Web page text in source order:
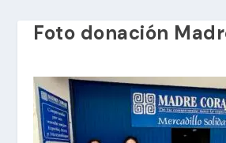
Foto donación